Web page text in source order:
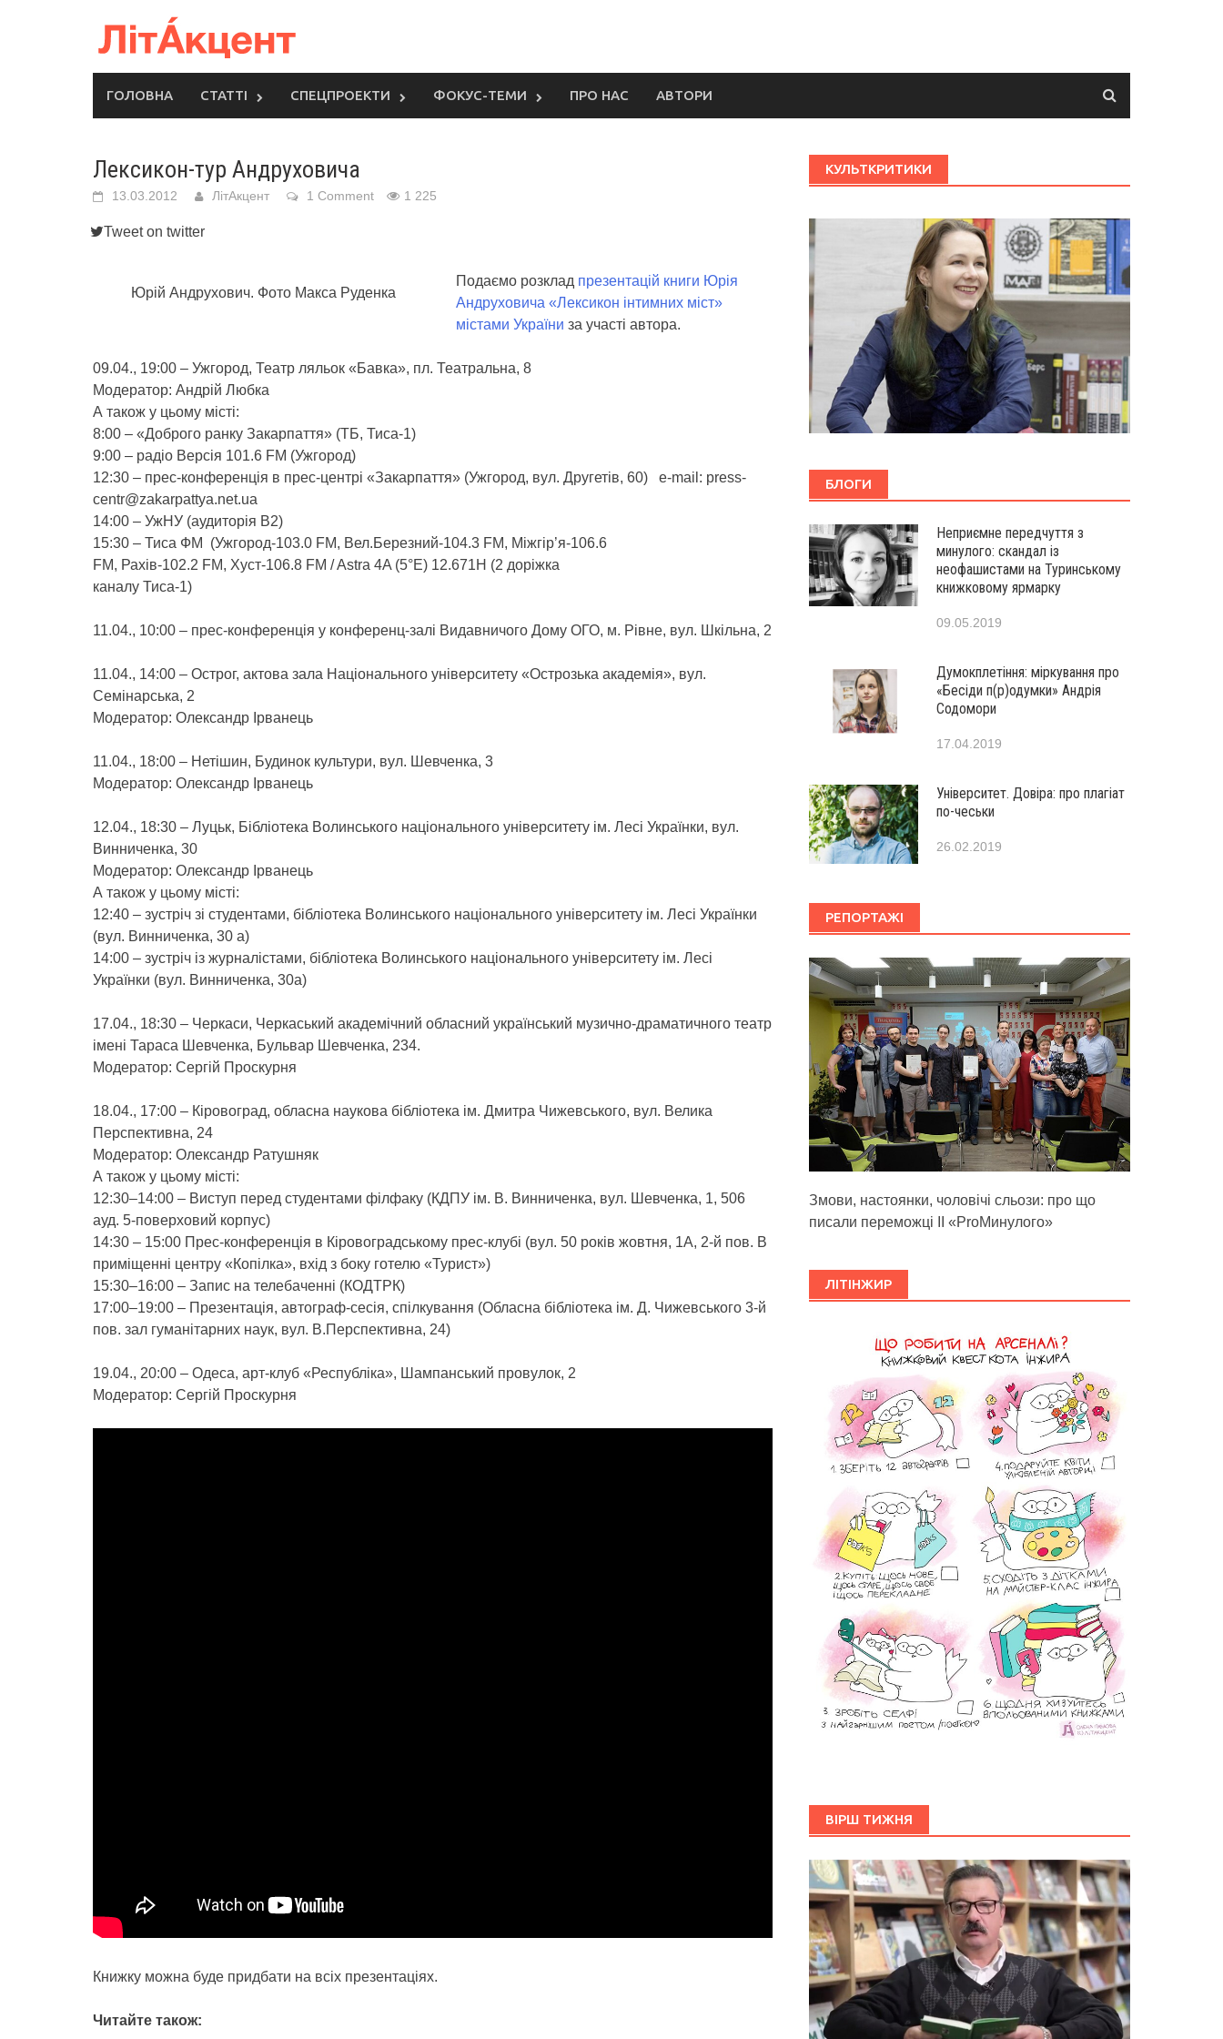
ГОЛОВНА СТАТТІ СПЕЦПРОЕКТИ ФОКУС-ТЕМИ ПРО НАС АВТОРИ
Лексикон-тур Андруховича
13.03.2012 ЛітАкцент 1 Comment 1 225
Tweet on twitter
Юрій Андрухович. Фото Макса Руденка
Подаємо розклад презентацій книги Юрія
Андруховича «Лексикон інтимних міст»
містами України за участі автора.
09.04., 19:00 – Ужгород, Театр ляльок «Бавка», пл. Театральна, 8
Модератор: Андрій Любка
А також у цьому місті:
8:00 – «Доброго ранку Закарпаття» (ТБ, Тиса-1)
9:00 – радіо Версія 101.6 FM (Ужгород)
12:30 – прес-конференція в прес-центрі «Закарпаття» (Ужгород, вул. Другетів, 60) е-mail: press-
centr@zakarpattya.net.ua
14:00 – УжНУ (аудиторія В2)
15:30 – Тиса ФМ (Ужгород-103.0 FM, Вел.Березний-104.3 FM, Міжгір’я-106.6
FM, Рахів-102.2 FM, Хуст-106.8 FM / Astra 4A (5°E) 12.671H (2 доріжка
каналу Тиса-1)
11.04., 10:00 – прес-конференція у конференц-залі Видавничого Дому ОГО, м. Рівне, вул. Шкільна, 2
11.04., 14:00 – Острог, актова зала Національного університету «Острозька академія», вул.
Семінарська, 2
Модератор: Олександр Ірванець
11.04., 18:00 – Нетішин, Будинок культури, вул. Шевченка, 3
Модератор: Олександр Ірванець
12.04., 18:30 – Луцьк, Бібліотека Волинського національного університету ім. Лесі Українки, вул.
Винниченка, 30
Модератор: Олександр Ірванець
А також у цьому місті:
12:40 – зустріч зі студентами, бібліотека Волинського національного університету ім. Лесі Українки
(вул. Винниченка, 30 а)
14:00 – зустріч із журналістами, бібліотека Волинського національного університету ім. Лесі
Українки (вул. Винниченка, 30а)
17.04., 18:30 – Черкаси, Черкаський академічний обласний український музично-драматичного театр
імені Тараса Шевченка, Бульвар Шевченка, 234.
Модератор: Сергій Проскурня
18.04., 17:00 – Кіровоград, обласна наукова бібліотека ім. Дмитра Чижевського, вул. Велика
Перспективна, 24
Модератор: Олександр Ратушняк
А також у цьому місті:
12:30–14:00 – Виступ перед студентами філфаку (КДПУ ім. В. Винниченка, вул. Шевченка, 1, 506
ауд. 5-поверховий корпус)
14:30 – 15:00 Прес-конференція в Кіровоградському прес-клубі (вул. 50 років жовтня, 1А, 2-й пов. В
приміщенні центру «Копілка», вхід з боку готелю «Турист»)
15:30–16:00 – Запис на телебаченні (КОДТРК)
17:00–19:00 – Презентація, автограф-сесія, спілкування (Обласна бібліотека ім. Д. Чижевського 3-й
пов. зал гуманітарних наук, вул. В.Перспективна, 24)
19.04., 20:00 – Одеса, арт-клуб «Республіка», Шампанський провулок, 2
Модератор: Сергій Проскурня
Книжку можна буде придбати на всіх презентаціях.
Читайте також:
КУЛЬТКРИТИКИ
БЛОГИ
Неприємне передчуття з
минулого: скандал із
неофашистами на Туринському
книжковому ярмарку
09.05.2019
Думокплетіння: міркування про
«Бесіди п(р)одумки» Андрія
Содомори
17.04.2019
Університет. Довіра: про плагіат
по-чеськи
26.02.2019
РЕПОРТАЖІ
Змови, настоянки, чоловічі сльози: про що
писали переможці ІІ «ProМинулого»
ЛІТІНЖИР
ВІРШ ТИЖНЯ